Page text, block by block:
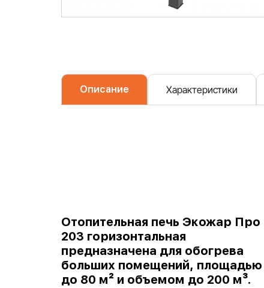
Описание Характеристики
Отопительная печь Экожар Про
203 горизонтальная
предназначена для обогрева
больших помещений, площадью
до 80 м² и объемом до 200 м³.